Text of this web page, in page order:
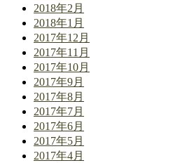
2018年2月
2018年1月
2017年12月
2017年11月
2017年10月
2017年9月
2017年8月
2017年7月
2017年6月
2017年5月
2017年4月